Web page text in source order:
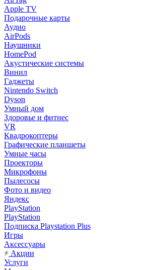
Apple TV
Подарочные карты
Аудио
AirPods
Наушники
HomePod
Акустические системы
Винил
Гаджеты
Nintendo Switch
Dyson
Умный дом
Здоровье и фитнес
VR
Квадрокоптеры
Графические планшеты
Умные часы
Проекторы
Микрофоны
Пылесосы
Фото и видео
Яндекс
PlayStation
PlayStation
Подписка Playstation Plus
Игры
Аксессуары
Акции
Услуги